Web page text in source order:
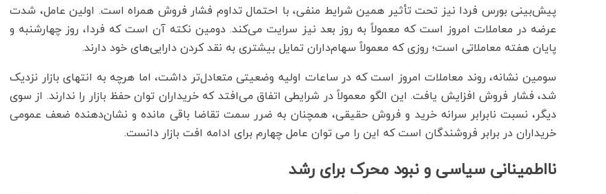
پیش‌بینی بورس فردا نیز تحت تأثیر همین شرایط منفی، با احتمال تداوم فشار فروش همراه است. اولین عامل، شدت
عرضه در معاملات امروز است که معمولاً به روز بعد نیز سرایت می‌کند. دومین نکته آن است که فردا، روز چهارشنبه و
پایان هفته معاملاتی است؛ روزی که معمولاً سهام‌داران تمایل بیشتری به نقد کردن دارایی‌های خود دارند.
سومین نشانه، روند معاملات امروز است که در ساعات اولیه وضعیتی متعادل‌تر داشت، اما هرچه به انتهای بازار نزدیک
شد، فشار فروش افزایش یافت. این الگو معمولاً در شرایطی اتفاق می‌افتد که خریداران توان حفظ بازار را ندارند. از سوی
دیگر، نسبت نابرابر سرانه خرید و فروش حقیقی، همچنان به ضرر سمت تقاضا باقی مانده و نشان‌دهنده ضعف عمومی
خریداران در برابر فروشندگان است که این را می توان عامل چهارم برای ادامه افت بازار دانست.
نااطمینانی سیاسی و نبود محرک برای رشد